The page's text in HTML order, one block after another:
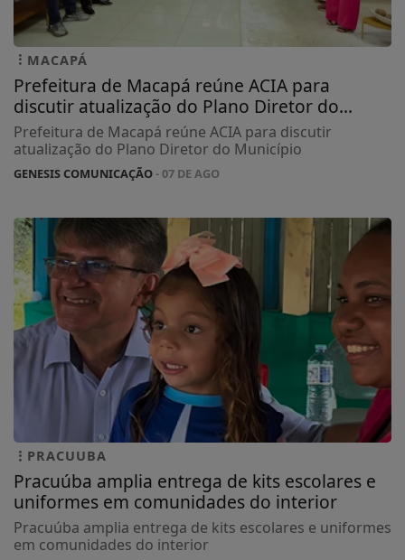
MACAPÁ
Prefeitura de Macapá reúne ACIA para
discutir atualização do Plano Diretor do...
Prefeitura de Macapá reúne ACIA para discutir
atualização do Plano Diretor do Município
GENESIS COMUNICAÇÃO- 07 DE AGO
PRACUUBA
Pracuúba amplia entrega de kits escolares e
uniformes em comunidades do interior
Pracuúba amplia entrega de kits escolares e uniformes
em comunidades do interior